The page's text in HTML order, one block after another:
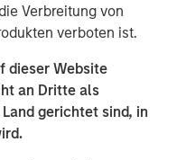
Verbreitung von
verboten ist.
dieser Website
an Dritte als
gerichtet sind, in
shoppers where they
digital marketplaces,
initial reception and
Network